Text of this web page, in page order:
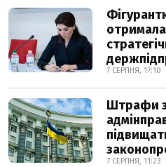
отримала
7 СЕРПНЯ, 17:10
Штрафи
7 СЕРПНЯ, 11:23